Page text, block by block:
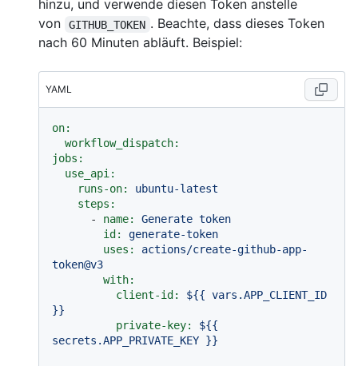
hinzu, und verwende diesen Token anstelle
von
GITHUB_TOKEN . Beachte, dass dieses Token
nach 60 Minuten abläuft. Beispiel:
YAML
on:
workflow_dispatch:
jobs:
use_api:
runs-on:
ubuntu-latest
steps:
-
name: Generate token
id:
generate-token
uses:
actions/create-github-app-
token@v3
with:
client-id:
${{ vars.APP_CLIENT_ID
}}
private-key:
${{
secrets.APP_PRIVATE_KEY }}